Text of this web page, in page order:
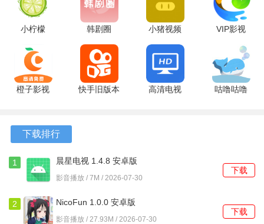
1、在电视上打开金调KTV，主界面会显示推荐歌单和搜索
栏，用手机扫描屏幕上的二维码完成绑定。
2、绑定后，手机变为点歌器，在手机端输入想唱的歌曲名或
歌手名，搜索结果会同步显示在电视大屏上。
3、从电视显示的列表中选择歌曲并点击点歌，歌曲会加入播
4、演唱时，拿起麦克风对着电视唱歌，可以在手机端实时调
节伴奏音量、人声音量以及混响等音效参数。
5、唱完一首歌后，电视屏幕会显示本次演唱的得分，点击手
机上的录制按钮，可以将整首歌曲保存到本地。
小柠檬
版
韩剧圈
1.10 安卓
版
小猪视频
4.0.0 最新
版
VIP影视
卓版
橙子影视
快手旧版本
高清电视
咕噜咕噜
下载排行
1 晨星电视 1.4.8 安卓版
影音播放 / 7M / 2026-07-30
下载
2 NicoFun 1.0.0 安卓版
影音播放 / 27.93M / 2026-07-30
下载